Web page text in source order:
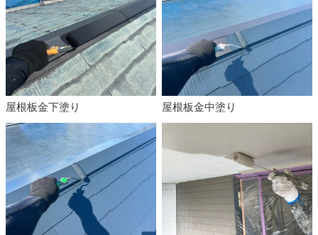
屋根板金下塗り 屋根板金中塗り